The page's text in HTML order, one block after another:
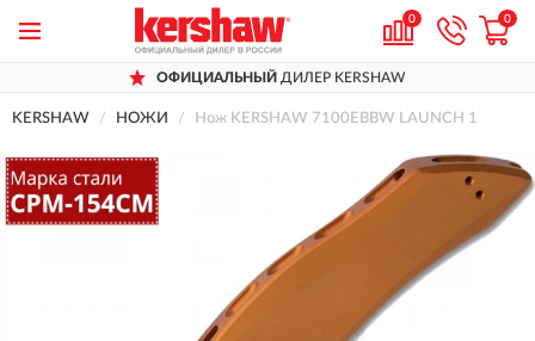
0 0
ОФИЦИАЛЬНЫЙ ДИЛЕР KERSHAW
KERSHAW НОЖИ Нож KERSHAW 7100EBBW LAUNCH 1